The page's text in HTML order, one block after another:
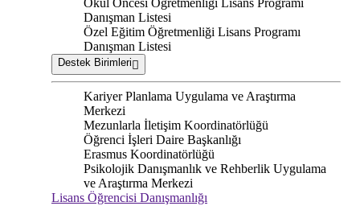
Okul Öncesi Öğretmenliği Lisans Programı
Danışman Listesi
Özel Eğitim Öğretmenliği Lisans Programı
Danışman Listesi
Destek Birimleri
Kariyer Planlama Uygulama ve Araştırma
Merkezi
Mezunlarla İletişim Koordinatörlüğü
Öğrenci İşleri Daire Başkanlığı
Erasmus Koordinatörlüğü
Psikolojik Danışmanlık ve Rehberlik Uygulama
ve Araştırma Merkezi
Lisans Öğrencisi Danışmanlığı